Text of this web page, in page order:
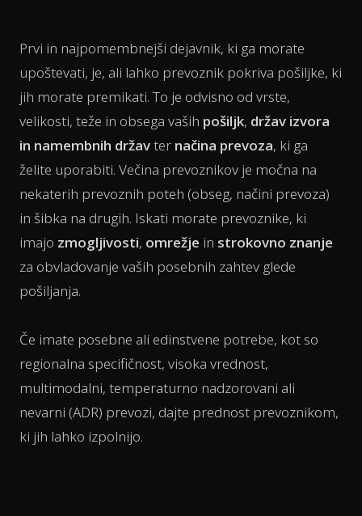
Prvi in najpomembnejši dejavnik, ki ga morate
upoštevati, je, ali lahko prevoznik pokriva pošiljke, ki
jih morate premikati. To je odvisno od vrste,
velikosti, teže in obsega vaših pošiljk, držav izvora
in namembnih državter načina prevoza, ki ga
želite uporabiti. Večina prevoznikov je močna na
nekaterih prevoznih poteh (obseg, načini prevoza)
in šibka na drugih. Iskati morate prevoznike, ki
imajo zmogljivosti, omrežje in strokovno znanje
za obvladovanje vaših posebnih zahtev glede
pošiljanja.
Če imate posebne ali edinstvene potrebe, kot so
regionalna specifičnost, visoka vrednost,
multimodalni, temperaturno nadzorovani ali
nevarni (ADR) prevozi, dajte prednost prevoznikom,
ki jih lahko izpolnijo.